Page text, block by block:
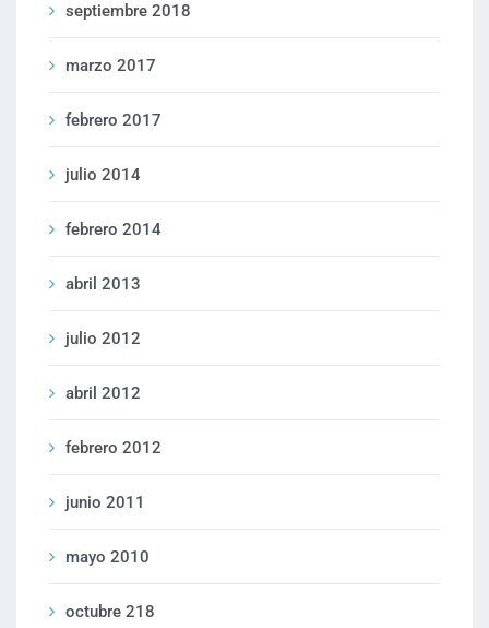
septiembre 2018
marzo 2017
febrero 2017
julio 2014
febrero 2014
abril 2013
julio 2012
abril 2012
febrero 2012
junio 2011
mayo 2010
octubre 218